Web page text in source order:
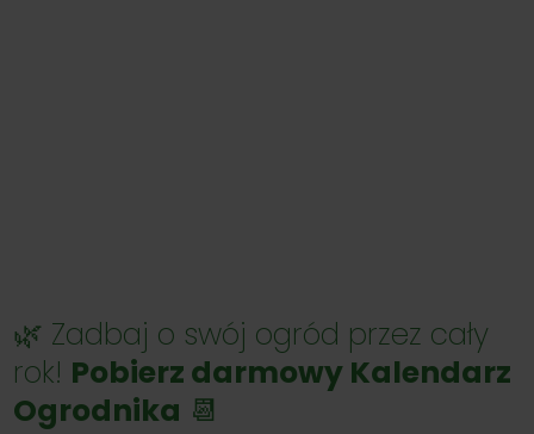
🌿 Zadbaj o swój ogród przez cały
rok! Pobierz darmowy Kalendarz
Ogrodnika 📆